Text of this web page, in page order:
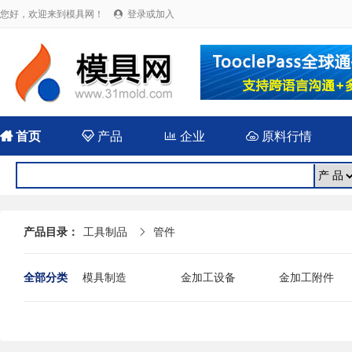
您好，欢迎来到模具网！  登录或加入
首页  产品 企业 原料行情
产品目录： 工具制品  管件
全部分类 模具制造 金加工设备
金加工附件